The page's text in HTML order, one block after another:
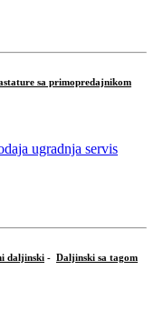
sa primopredajnikom
daljinski - Daljinski sa tagom